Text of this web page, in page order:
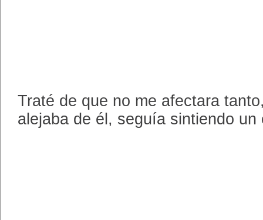
Traté de que no me afectara
alejaba de él, seguía sintiendo un